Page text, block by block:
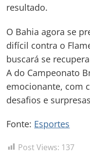
resultado.
O Bahia agora se
difícil contra o
buscará se
A do Campeonato
emocionante, com
desafios e
Fonte: Esportes
Post Views: 137